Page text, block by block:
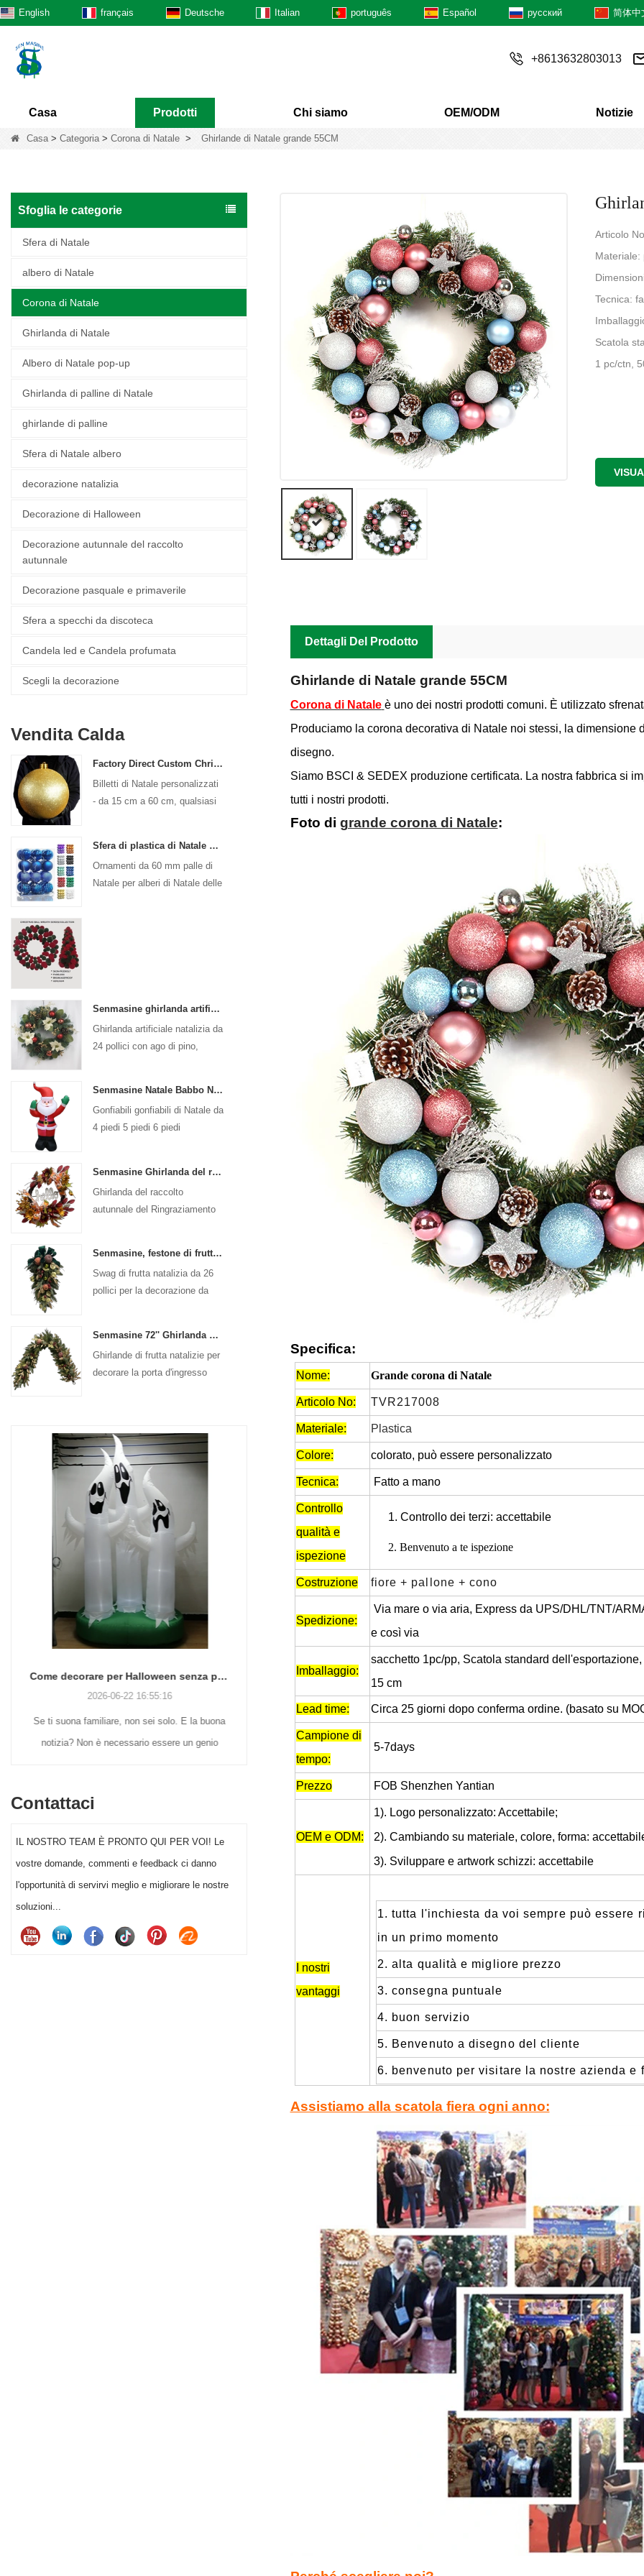
English français Deutsche Italian português Español русский 简体中
+8613632803013
Casa Prodotti Chi siamo OEM/ODM Notizie
Casa> Categoria> Corona di Natale > Ghirlande di Natale grande 55CM
Sfoglia le categorie
Sfera di Natale
albero di Natale
Corona di Natale
Ghirlanda di Natale
Albero di Natale pop-up
Ghirlanda di palline di Natale
ghirlande di palline
Sfera di Natale albero
decorazione natalizia
Decorazione di Halloween
Decorazione autunnale del raccolto
autunnale
Decorazione pasquale e primaverile
Sfera a specchi da discoteca
Candela led e Candela profumata
Scegli la decorazione
Vendita Calda
Factory Direct Custom Christmas Ball Big Ornaments grandi palline 15 cm - palline logo di Natale da 60 cm
Billetti di Natale personalizzati
- da 15 cm a 60 cm, qualsiasi
Sfera di plastica di Natale da 24 ct 2,36 "per decorazioni per ornamenti appesi a sfere per un bambino decorativo per le vacanze
Ornamenti da 60 mm palle di
Natale per alberi di Natale delle
Senmasine ghirlanda artificiale natalizia da 24 pollici con ago di pino pigna stella di Natale palla rossa bacche dorate ramo
Ghirlanda artificiale natalizia da
24 pollici con ago di pino,
Senmasine Natale Babbo Natale Gonfiabile Gonfiabile Gonfiabili di Natale Decorazione Vacanza Inverno Interno Esterno
Gonfiabili gonfiabili di Natale da
4 piedi 5 piedi 6 piedi
Senmasine Ghirlanda del raccolto autunnale del Ringraziamento da 24 pollici con cartello di saluto Foglie del raccolto autunnale Girasole con fiocco a forma di zucca
Ghirlanda del raccolto
autunnale del Ringraziamento
Senmasine, festone di frutta natalizia da 26 pollici con fiocchi di nastro, foglie di rami in PVC artificiale
Swag di frutta natalizia da 26
pollici per la decorazione da
Senmasine 72'' Ghirlanda di frutta artificiale di Natale per la decorazione da appendere al camino delle scale
Ghirlande di frutta natalizie per
decorare la porta d'ingresso
Come decorare per Halloween senza perdere la testa (o il fine settimana)
2026-06-22 16:55:16
Se ti suona familiare, non sei solo. E la buona
notizia? Non è necessario essere un genio
giardino quest'anno.
2026-06-18 17:18:38
Molti acquirenti delle vacanze stanno tornando
alle nostalgiche decorazioni natalizie mentre
sono ancora alla ricerca di pratiche soluzioni
espositive per esterni. Dai Babbo Natale
vintage in soffiaggio alle morbide figure floccate
e ai giganteschi espositori gonfiabili, ogni stile
Scegliere la giusta decorazione di Babbo Natale
natalizie e sulla soddisfazione dei consumatori.
2026-05-22 15:37:50
Contattaci
IL NOSTRO TEAM È PRONTO QUI PER VOI! Le
vostre domande, commenti e feedback ci danno
l'opportunità di servirvi meglio e migliorare le nostre
soluzioni...
Articolo
Materiale:
Tecnica:
Scatola
1 pc/ctn,
Dettagli Del Prodotto
Ghirlande di Natale grande 55CM
Corona di Natale è uno dei nostri prodotti comuni. È utilizzato
Produciamo la corona decorativa di Natale noi stessi, la dimensione
disegno.
Siamo BSCI & SEDEX produzione certificata. La nostra fabbrica si
tutti i nostri prodotti.
Foto di grande corona di Natale:
Specifica:
Nome: Grande corona di Natale
Articolo No: TVR217008
Materiale: Plastica
Colore: colorato, può essere personalizzato
Tecnica: Fatto a mano
Controllo
qualità e
ispezione
1. Controllo dei terzi: accettabile
2. Benvenuto a te ispezione
Costruzione fiore + pallone + cono
Spedizione:
Via mare o via aria, Express da UPS/DHL/TNT/
e così via
Imballaggio:
sacchetto 1pc/pp, Scatola standard dell'esportazione,
15 cm
Lead time: Circa 25 giorni dopo conferma ordine. (basato su
Campione di
tempo:
5-7days
Prezzo FOB Shenzhen Yantian
OEM e ODM:
1). Logo personalizzato: Accettabile;
2). Cambiando su materiale, colore, forma:
3). Sviluppare e artwork schizzi: accettabile
I nostri
vantaggi
1. tutta l'inchiesta da voi sempre può essere
in un primo momento
2. alta qualità e migliore prezzo
3. consegna puntuale
4. buon servizio
5. Benvenuto a disegno del cliente
6. benvenuto per visitare la nostre azienda e
Assistiamo alla scatola fiera ogni anno: